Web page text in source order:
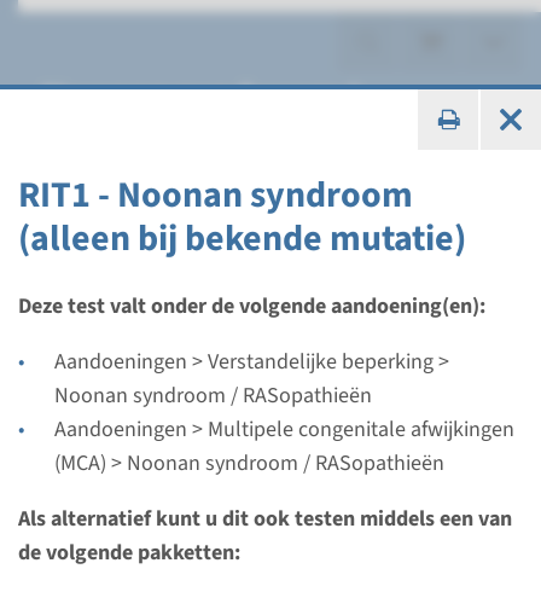
RIT1 - Noonan syndroom
(alleen bij bekende mutatie)
Deze test valt onder de volgende aandoening(en):
Aandoeningen > Verstandelijke beperking >
Noonan syndroom / RASopathieën
Aandoeningen > Multipele congenitale afwijkingen
(MCA) > Noonan syndroom / RASopathieën
Als alternatief kunt u dit ook testen middels een van
de volgende pakketten:
Noonan syndroom /
Panel
Noonan syndroom /
RASopathieën panel
Doorlooptijd
Regulier: 2-3 maanden / Rapid: 15 werkdagen
Uitvoerend laboratorium
Radboudumc